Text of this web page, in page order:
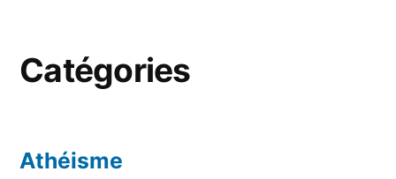
Catégories
Athéisme